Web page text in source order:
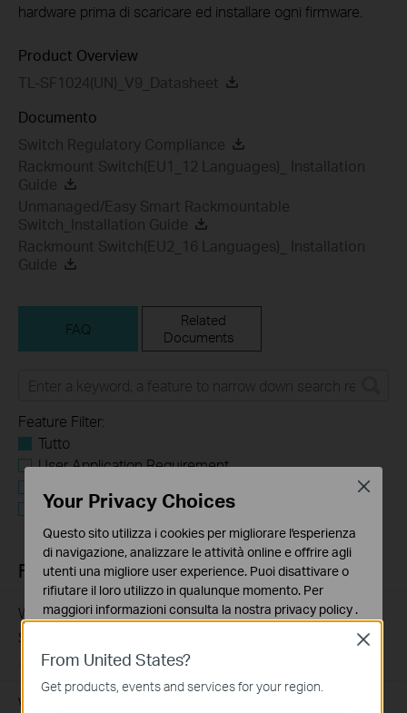
hardware prima di scaricare ed installare ogni firmware.
Product Overview
TL-SF1024(UN)_V9_Datasheet
Documento
Switch Regulatory Compliance
Rackmount Switch(EU1_12 Languages)_ Installation
Guide
Unmanaged/Easy Smart Rackmountable
Switch_Installation Guide
Rackmount Switch(EU2_16 Languages)_ Installation
Guide
FAQ
Related
Documents
Feature Filter:
Tutto
User Application Requirement
Q&A of functional explanation or specification
parameters
FAQs
What Are the Differences in Features and Application
Scenarios Among Various Series Switches
07-31-2026 407202views
Why Are the Ethernet LED Indicators Off on My TP-Link
From United States?
Get products, events and services for your region.
Close
Your Privacy Choices
Questo sito utilizza i cookies per migliorare l'esperienza
di navigazione, analizzare le attività online e offrire agli
utenti una migliore user experience. Puoi disattivare o
rifiutare il loro utilizzo in qualunque momento. Per
maggiori informazioni consulta la nostra privacy policy .
Questi cookies sono necessari per il corretto
funzionamento del sito e non possono essere disattivati
nel tuo sistema.
Close